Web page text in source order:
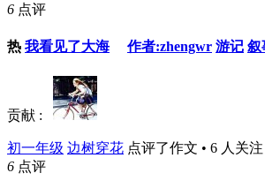
6 点评
热 我看见了大海 作者:zhengwr 游记 叙
贡献 :
初一年级 边树穿花 点评了作文 • 6 人关
6 点评